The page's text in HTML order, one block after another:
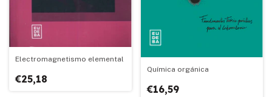
Electromagnetismo elemental
€25,18
Química orgánica
€16,59